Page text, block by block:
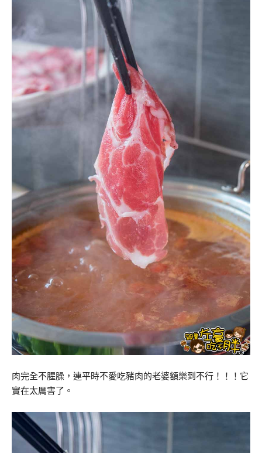
肉完全不腥臊，連平時不愛吃豬肉的老婆額樂到不行！！！它
實在太厲害了。